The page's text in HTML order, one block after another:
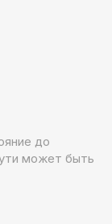
до
может быть